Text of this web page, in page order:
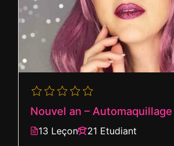
Nouvel an –
13 Leçon 21 Etudiant